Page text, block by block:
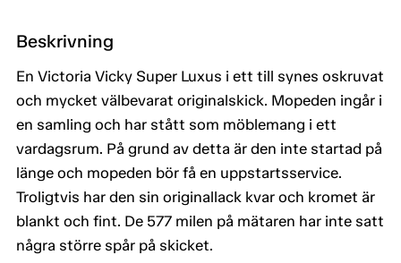
Beskrivning
En Victoria Vicky Super Luxus i ett till synes oskruvat
och mycket välbevarat originalskick. Mopeden ingår i
en samling och har stått som möblemang i ett
vardagsrum. På grund av detta är den inte startad på
länge och mopeden bör få en uppstartsservice.
Troligtvis har den sin originallack kvar och kromet är
blankt och fint. De 577 milen på mätaren har inte satt
några större spår på skicket.